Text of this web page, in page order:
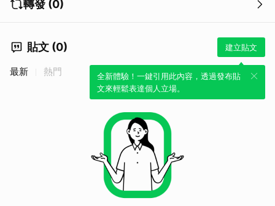
轉發 (0)
貼文 (0) 建立貼文
全新體驗！一鍵引用此內容，透過發布貼
文來輕鬆表達個人立場。
最新 熱門